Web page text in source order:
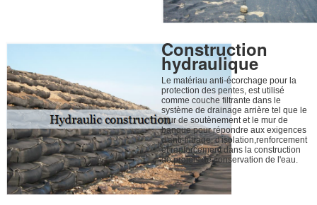
Construction
hydraulique
Le matériau anti-écorchage pour la
protection des pentes, est utilisé
comme couche filtrante dans le
système de drainage arrière tel que le
mur de soutènement et le mur de
banque pour répondre aux exigences
d'anti-filtrage, d'isolation,renforcement
et renforcement dans la construction
de projets de conservation de l'eau.